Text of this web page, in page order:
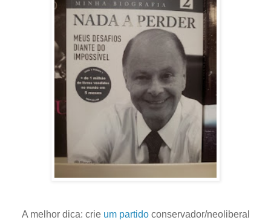
A melhor dica: crie um partidoconservador/neoliberal